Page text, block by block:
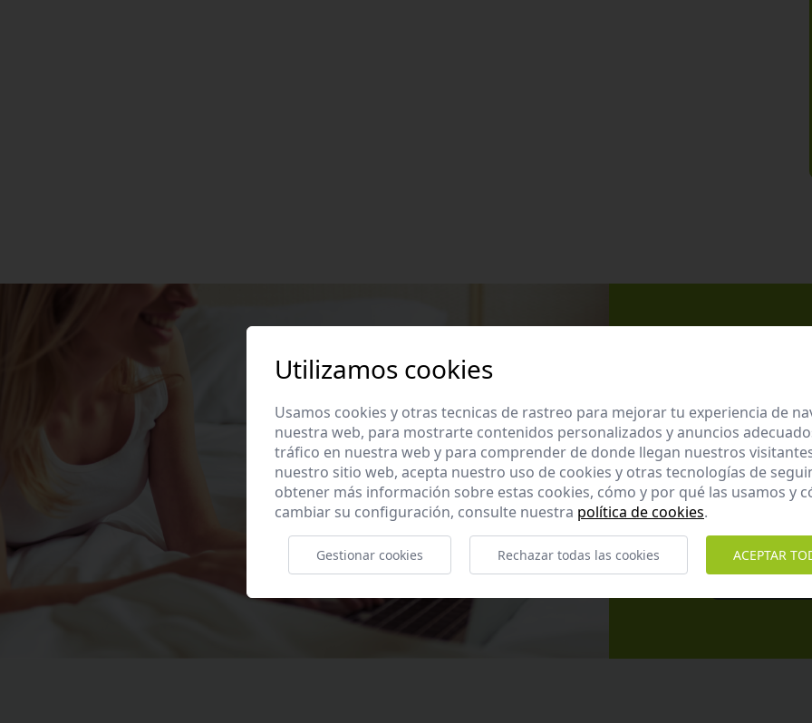
Suscríbete a
promociones
Utilizamos cookies
Usamos cookies y otras tecnicas de rastreo para mejorar tu experiencia de
nuestra web, para mostrarte contenidos personalizados y anuncios
tráfico en nuestra web y para comprender de donde llegan nuestros
nuestro sitio web, acepta nuestro uso de cookies y otras tecnologías de
obtener más información sobre estas cookies, cómo y por qué las usamos y
cambiar su configuración, consulte nuestra política de cookies.
Gestionar cookies Rechazar todas las cookies ACEPTAR